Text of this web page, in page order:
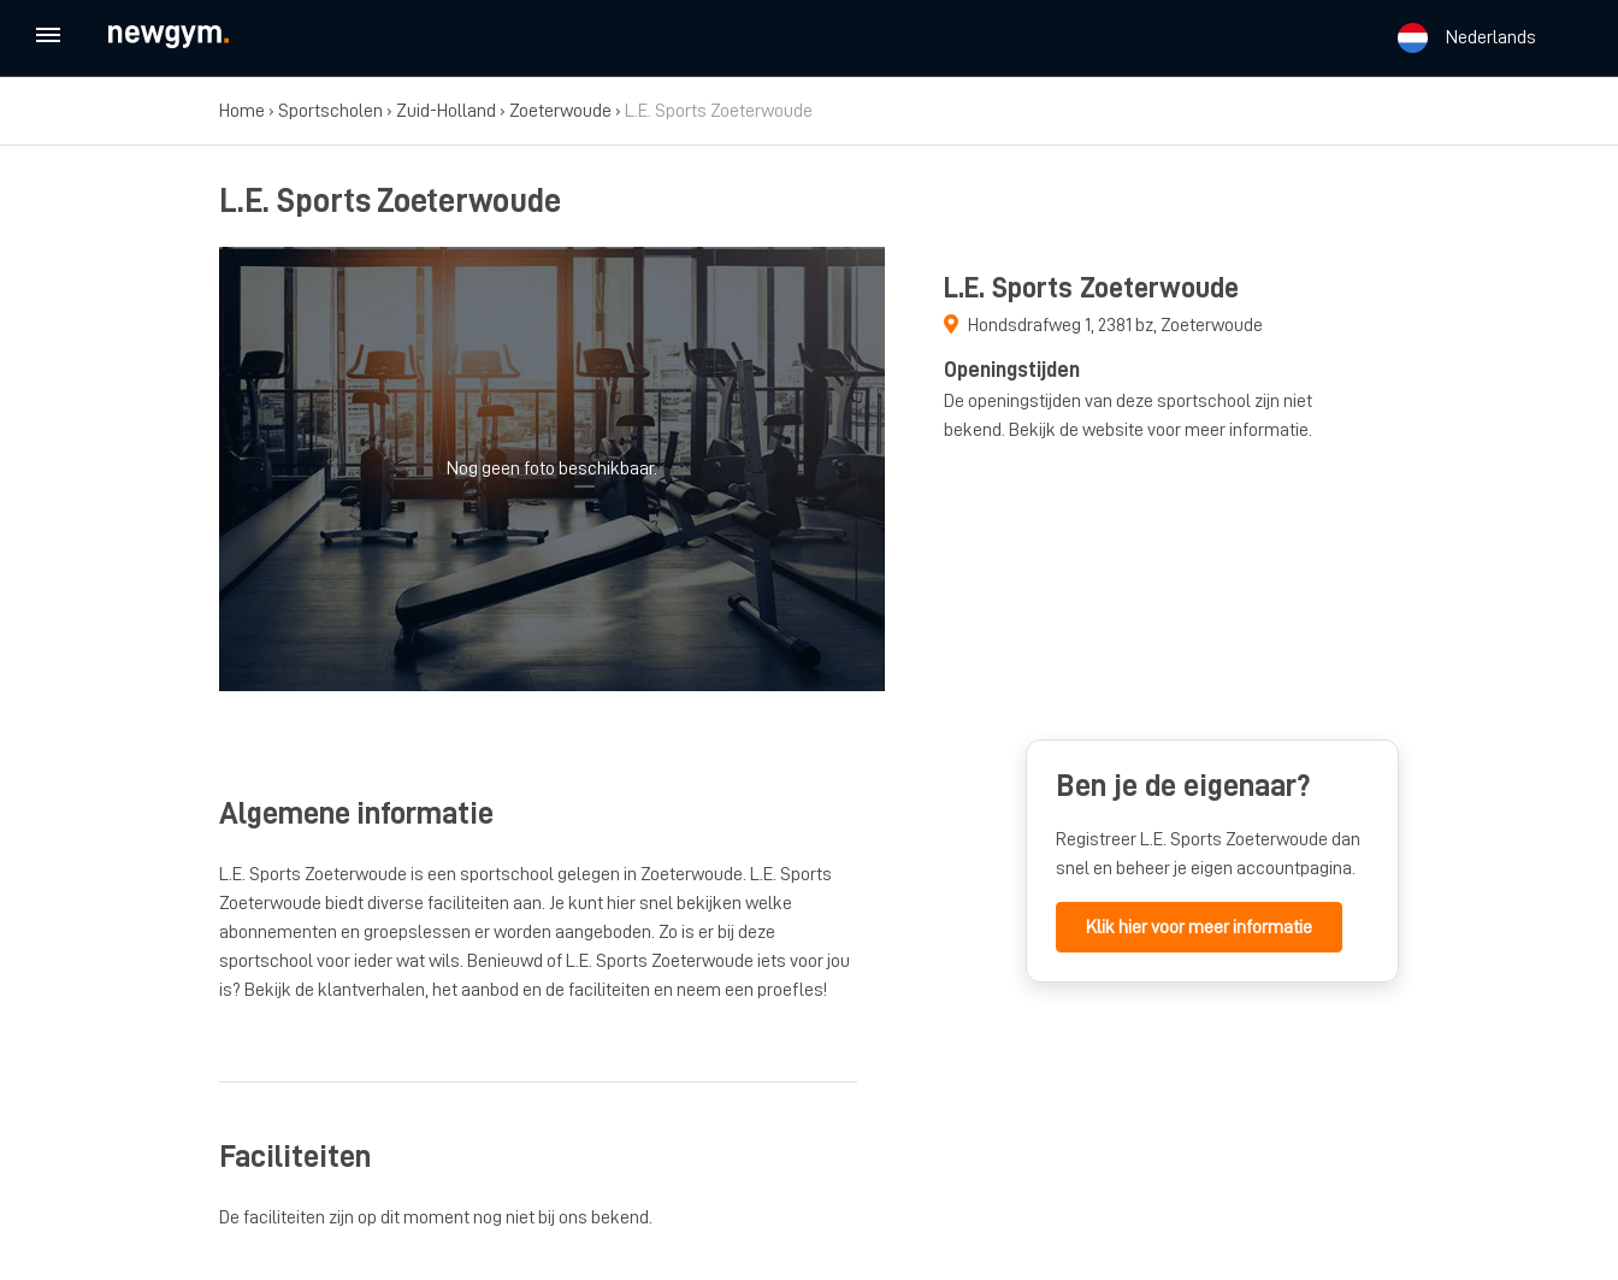
Nederlands
Home › Sportscholen › Zuid-Holland › Zoeterwoude › L.E. Sports Zoeterwoude
L.E. Sports Zoeterwoude
Nog geen foto beschikbaar.
L.E. Sports Zoeterwoude
Hondsdrafweg 1 2381 bz, Zoeterwoude
Openingstijden
De openingstijden van deze sportschool zijn niet
bekend. Bekijk de website voor meer informatie.
Algemene informatie
L.E. Sports Zoeterwoude is een sportschool gelegen in Zoeterwoude. L.E. Sports
Zoeterwoude biedt diverse faciliteiten aan. Je kunt hier snel bekijken welke
abonnementen en groepslessen er worden aangeboden. Zo is er bij deze
sportschool voor ieder wat wils. Benieuwd of L.E. Sports Zoeterwoude iets voor jou
is? Bekijk de klantverhalen, het aanbod en de faciliteiten en neem een proefles!
Faciliteiten
De faciliteiten zijn op dit moment nog niet bij ons bekend.
Ben je de eigenaar?
Registreer L.E. Sports Zoeterwoude dan
snel en beheer je eigen accountpagina.
Klik hier voor meer informatie